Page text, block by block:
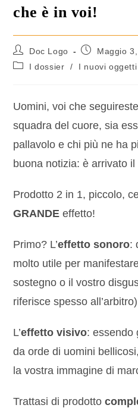
che è in voi!
Doc Logo
Maggio
I dossier
/ I nuovi oggetti
Uomini, voi che
squadra del cuore, sia
pallavolo e chi più ne ha
buona notizia: è arrivato il
Prodotto 2 in 1, piccolo,
GRANDE effetto!
Primo? L’effetto sonoro:
molto utile per
sostegno o il vostro
riferisce spesso
L’effetto visivo: essendo
da orde di uomini
la vostra immagine di
Trattasi di prodotto